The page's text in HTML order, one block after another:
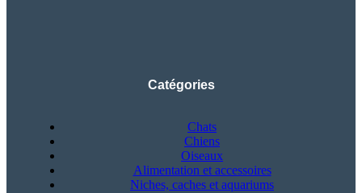
Catégories
Chats
Chiens
Oiseaux
Alimentation et accessoires
Niches, caches et aquariums